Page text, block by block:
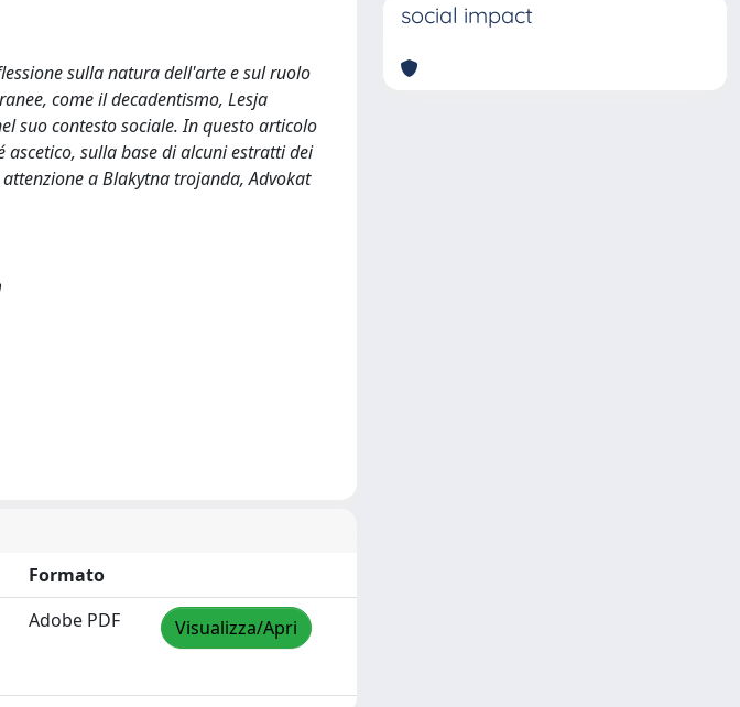
sulla natura dell'arte e sul ruolo
come il decadentismo, Lesja
suo contesto sociale. In questo articolo
sulla base di alcuni estratti dei
a Blakytna trojanda, Advokat
Formato
Adobe PDF Visualizza/Apri
social impact